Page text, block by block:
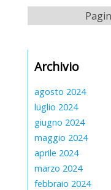
Archivio
agosto 2024
luglio 2024
giugno 2024
maggio 2024
aprile 2024
marzo 2024
febbraio 2024